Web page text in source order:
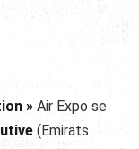
» Air Expo se
(Emirats